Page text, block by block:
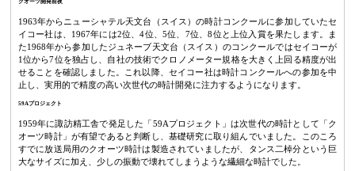
クオーツ開発前夜
1963年からニューシャテル天文台（スイス）の時計コンクールに参加していたセ
イコー社は、1967年には2位、4位、5位、7位、8位と上位入賞を果たします。ま
た1968年から参加したジュネーブ天文台（スイス）のコンクールではセイコーが
1位から7位を独占し、自社の技術でクロノメーター規格を大きく上回る精度が出
せることを確認しました。これ以降、セイコー社は時計コンクールへの参加を中
止し、実用的で精度の高い次世代の時計開発に注力するようになります。
59Aプロジェクト
1959年に諏訪精工舎で発足した「59Aプロジェクト」は次世代の時計として「ク
オーツ時計」が有望であると判断し、基礎研究に取り組んでいました。このころ
すでに放送局用のクオーツ時計は製造されていましたが、タンス二棹分という巨
大なサイズに加え、少しの振動で壊れてしまうような繊細な時計でした。